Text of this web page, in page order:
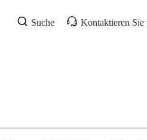
Suche Kontaktieren Sie